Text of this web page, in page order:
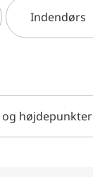
Indendørs
højdepunkter